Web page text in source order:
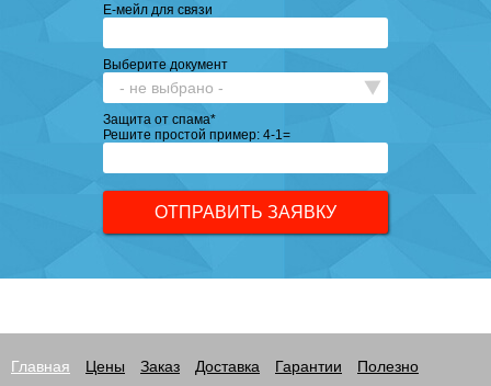
Е-мейл для связи
Выберите документ
Защита от спама*
Решите простой пример: 4-1=
Главная Цены Заказ Доставка Гарантии
Полезно